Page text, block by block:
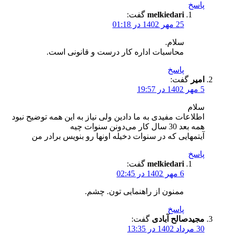
پاسخ
melkiedari گفت:
25 مهر 1402 در 01:18
سلام.
محاسبات اداره کار درست و قانونی است.
پاسخ
امیر گفت:
5 مهر 1402 در 19:57
سلام
اطلاعات مفیدی به ما دادین ولی نیاز به این همه توضیح نبود
همه بعد 30 سال کار می‌دونن سنوات چیه
آیتمهایی که در سنوات دخیله اونها رو بنویس برادر من
پاسخ
melkiedari گفت:
6 مهر 1402 در 02:45
ممنون از راهنمایی تون. چشم.
پاسخ
مجیدصالح آبادی گفت:
30 مرداد 1402 در 13:35